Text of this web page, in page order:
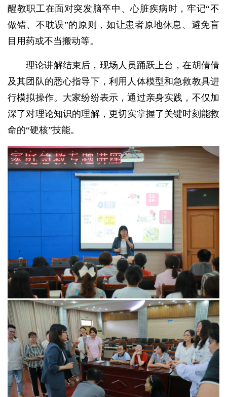
醒教职工在面对突发脑卒中、心脏疾病时，牢记“不
做错、不耽误”的原则，如让患者原地休息、避免盲
目用药或不当搬动等。
理论讲解结束后，现场人员踊跃上台，在胡倩倩
及其团队的悉心指导下，利用人体模型和急救教具进
行模拟操作。大家纷纷表示，通过亲身实践，不仅加
深了对理论知识的理解，更切实掌握了关键时刻能救
命的“硬核”技能。